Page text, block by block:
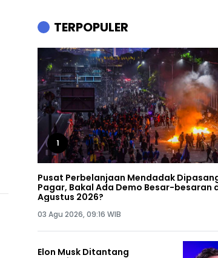
TERPOPULER
1
Pusat Perbelanjaan Mendadak
Pagar, Bakal Ada Demo Besar-besaran
Agustus 2026?
03 Agu 2026, 09:16 WIB
Elon Musk Ditantang